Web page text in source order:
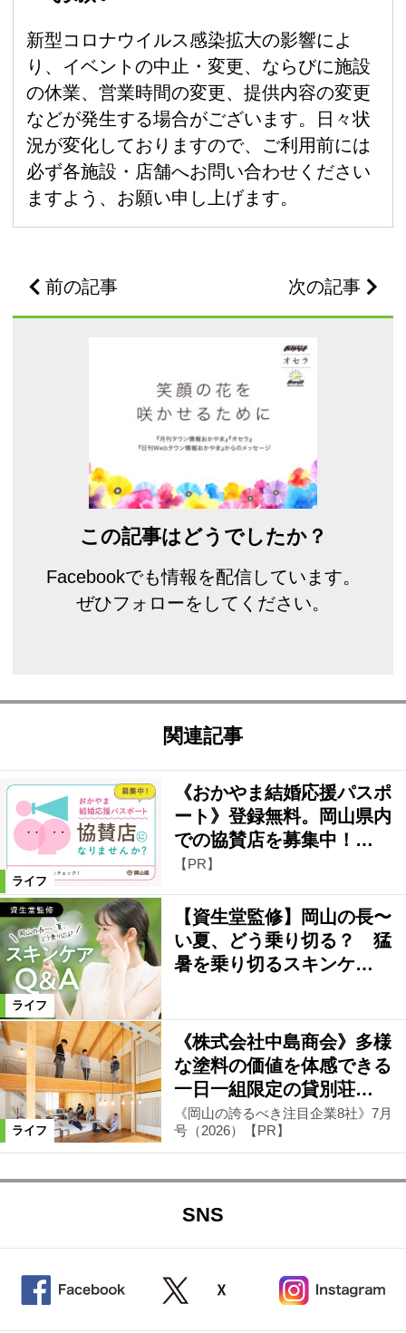
新型コロナウイルス感染拡大の影響によ
り、イベントの中止・変更、ならびに施設
の休業、営業時間の変更、提供内容の変更
などが発生する場合がございます。日々状
況が変化しておりますので、ご利用前には
必ず各施設・店舗へお問い合わせください
ますよう、お願い申し上げます。
前の記事 次の記事
この記事はどうでしたか？
Facebookでも情報を配信しています。
ぜひフォローをしてください。
関連記事
ライフ
《おかやま結婚応援パスポ
ート》登録無料。岡山県内
での協賛店を募集中！…
【PR】
ライフ
【資生堂監修】岡山の長〜
い夏、どう乗り切る？ 猛
暑を乗り切るスキンケ…
ライフ
《株式会社中島商会》多様
な塗料の価値を体感できる
一日一組限定の貸別荘…
《岡山の誇るべき注目企業8社》7月
号（2026）【PR】
SNS